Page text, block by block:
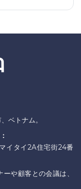
ベトナム。
イタイ2A住宅街24番
や顧客との会議は、